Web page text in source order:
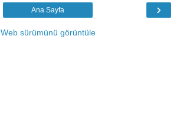
›
Ana Sayfa
Web sürümünü görüntüle